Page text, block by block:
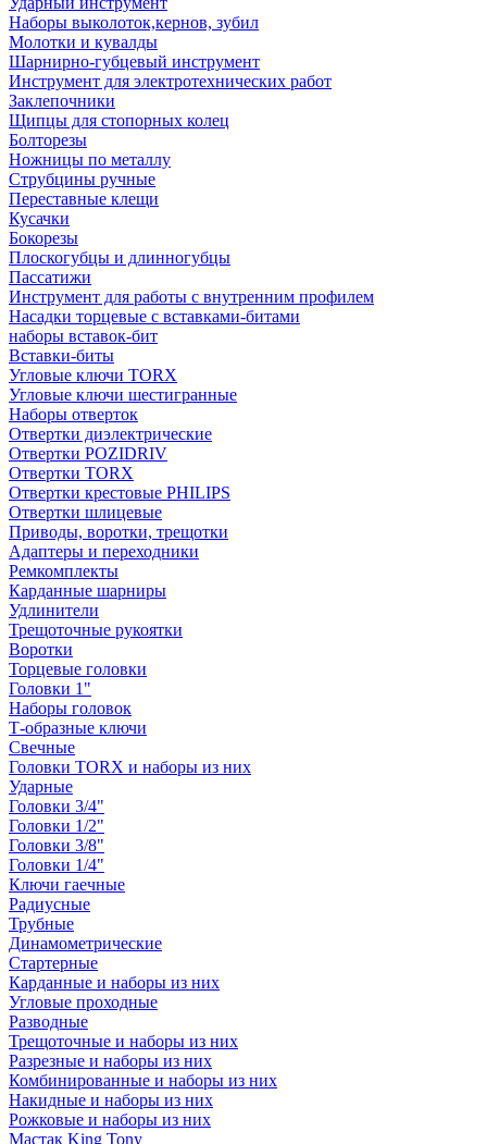
Наборы выколоток,кернов, зубил
Молотки и кувалды
Шарнирно-губцевый инструмент
Инструмент для электротехнических работ
Заклепочники
Щипцы для стопорных колец
Болторезы
Ножницы по металлу
Струбцины ручные
Переставные клещи
Кусачки
Бокорезы
Плоскогубцы и длинногубцы
Пассатижи
Инструмент для работы с внутренним профилем
Насадки торцевые с вставками-битами
наборы вставок-бит
Вставки-биты
Угловые ключи TORX
Угловые ключи шестигранные
Наборы отверток
Отвертки диэлектрические
Отвертки POZIDRIV
Отвертки TORX
Отвертки крестовые PHILIPS
Отвертки шлицевые
Приводы, воротки, трещотки
Адаптеры и переходники
Ремкомплекты
Карданные шарниры
Удлинители
Трещоточные рукоятки
Воротки
Торцевые головки
Головки 1"
Наборы головок
Т-образные ключи
Свечные
Головки TORX и наборы из них
Ударные
Головки 3/4"
Головки 1/2"
Головки 3/8"
Головки 1/4"
Ключи гаечные
Радиусные
Трубные
Динамометрические
Стартерные
Карданные и наборы из них
Угловые проходные
Разводные
Трещоточные и наборы из них
Разрезные и наборы из них
Комбинированные и наборы из них
Накидные и наборы из них
Рожковые и наборы из них
Мастак King Tony